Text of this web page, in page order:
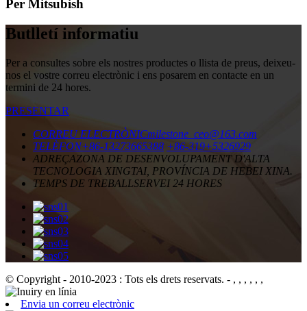
Per Mitsubish
Butlletí informatiu
Per a consultes sobre els nostres productes o llista de preus, deixeu-
nos el vostre correu electrònic i ens posarem en contacte en un
termini de 24 hores.
PRESENTAR
CORREU ELECTRÒNICmilestone_ceo@163.com
TELÈFON+86-13273665388 +86-319+5326929
ADREÇAZONA DE DESENVOLUPAMENT D'ALTA
TECNOLOGIA XINGTAI, PROVÍNCIA DE HEBEI XINA.
TEMPS DE TREBALLSERVEI 24 HORES
© Copyright - 2010-2023 : Tots els drets reservats. - , , , , , ,
Envia un correu electrònic